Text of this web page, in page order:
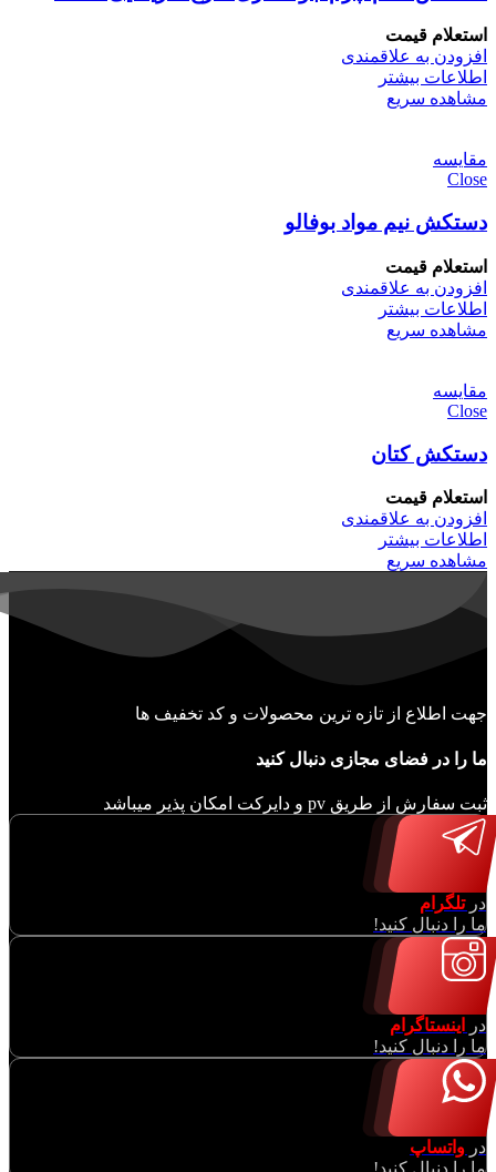
استعلام قیمت
افزودن به علاقمندی
اطلاعات بیشتر
مشاهده سریع
مقایسه
Close
دستکش نیم مواد بوفالو
استعلام قیمت
افزودن به علاقمندی
اطلاعات بیشتر
مشاهده سریع
مقایسه
Close
دستکش کتان
استعلام قیمت
افزودن به علاقمندی
اطلاعات بیشتر
مشاهده سریع
جهت اطلاع از تازه ترین محصولات و کد تخفیف ها
ما را در فضای مجازی دنبال کنید
ثبت سفارش از طریق pv و دایرکت امکان پذیر میباشد
درتلگرام
ما را دنبال کنید!
در
اینستاگرام
ما را دنبال کنید!
در واتساپ
ما را دنبال کنید!